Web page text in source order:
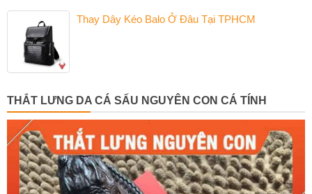
Thay Dây Kéo Balo Ở Đâu Tại TPHCM
THẮT LƯNG DA CÁ SẤU NGUYÊN CON CÁ TÍNH